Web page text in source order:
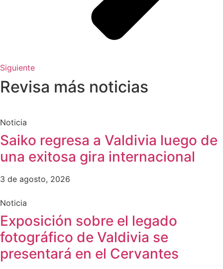
Siguiente
Revisa más noticias
Noticia
Saiko regresa a Valdivia luego de
una exitosa gira internacional
3 de agosto, 2026
Noticia
Exposición sobre el legado
fotográfico de Valdivia se
presentará en el Cervantes